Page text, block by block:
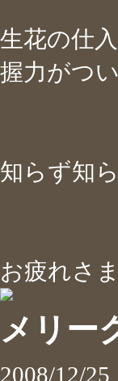
生花の仕
握力がつ
知らず知
お疲れさ
メリー
2008/12/25